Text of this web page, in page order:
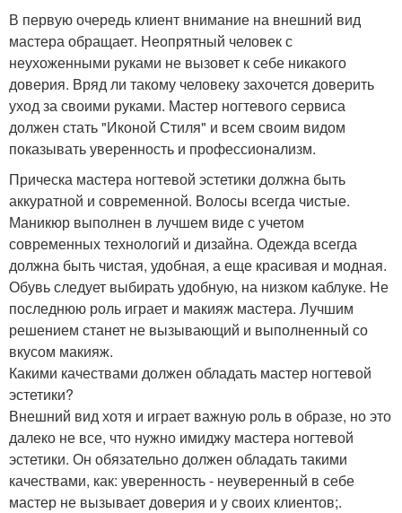
В первую очередь клиент внимание на внешний вид
мастера обращает. Неопрятный человек с
неухоженными руками не вызовет к себе никакого
доверия. Вряд ли такому человеку захочется доверить
уход за своими руками. Мастер ногтевого сервиса
должен стать "Иконой Стиля" и всем своим видом
показывать уверенность и профессионализм.
Прическа мастера ногтевой эстетики должна быть
аккуратной и современной. Волосы всегда чистые.
Маникюр выполнен в лучшем виде с учетом
современных технологий и дизайна. Одежда всегда
должна быть чистая, удобная, а еще красивая и модная.
Обувь следует выбирать удобную, на низком каблуке. Не
последнюю роль играет и макияж мастера. Лучшим
решением станет не вызывающий и выполненный со
вкусом макияж.
Какими качествами должен обладать мастер ногтевой
эстетики?
Внешний вид хотя и играет важную роль в образе, но это
далеко не все, что нужно имиджу мастера ногтевой
эстетики. Он обязательно должен обладать такими
качествами, как: уверенность - неуверенный в себе
мастер не вызывает доверия и у своих клиентов;.